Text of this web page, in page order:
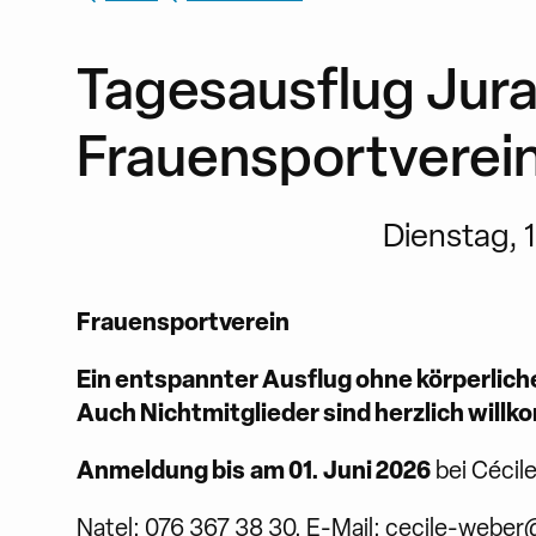
Tagesausflug
Dienstag,
Frauensportverein
Ein entspannter Ausflug ohne
Auch Nichtmitglieder sind herzlich
Anmeldung bisam 01. Juni 2026bei
Natel: 076 367 38 30, E-Mail: cecile-